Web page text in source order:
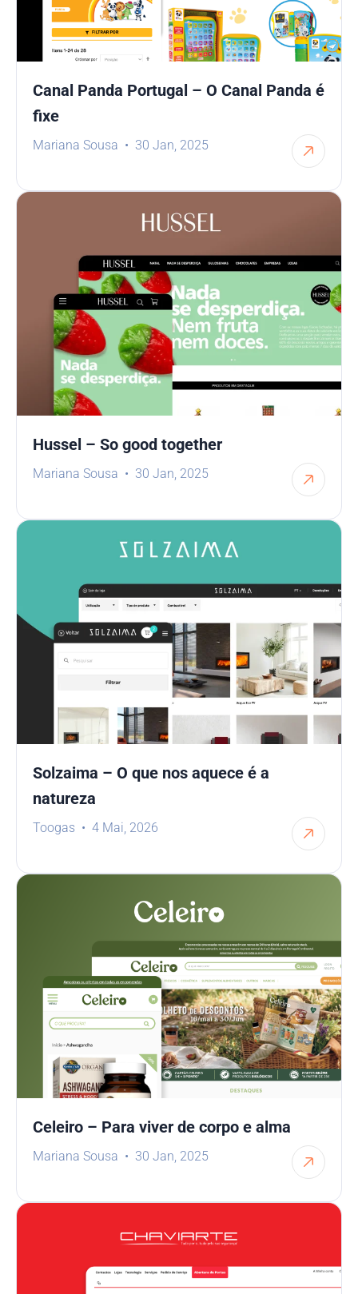
Canal Panda Portugal – O Canal Panda é
fixe
Mariana Sousa 30 Jan, 2025
Hussel – So good together
Mariana Sousa 30 Jan, 2025
Solzaima – O que nos aquece é a
natureza
Toogas 4 Mai, 2026
Celeiro – Para viver de corpo e alma
Mariana Sousa 30 Jan, 2025